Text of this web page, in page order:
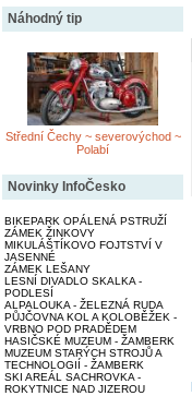
Náhodný tip
Střední Čechy ~ severovýchod ~
Polabí
Novinky InfoČesko
BIKEPARK OPÁLENÁ PSTRUŽÍ
ZÁMEK ŽINKOVY
MIKULÁŠTÍKOVO FOJTSTVÍ V
JASENNÉ
ZÁMEK LEŠANY
LESNÍ DIVADLO SKALKA -
PODLESÍ
ALPALOUKA - ŽELEZNÁ RUDA
PŮJČOVNA KOL A KOLOBĚŽEK -
VRBNO POD PRADĚDEM
HASIČSKÉ MUZEUM - ŽAMBERK
MUZEUM STARÝCH STROJŮ A
TECHNOLOGIÍ - ŽAMBERK
SKI AREÁL SACHROVKA -
ROKYTNICE NAD JIZEROU